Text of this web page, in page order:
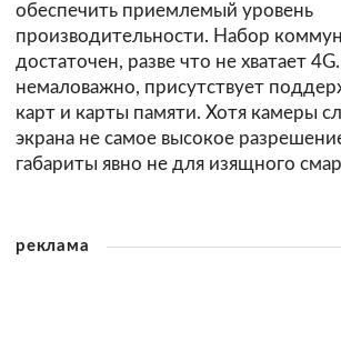
обеспечить приемлемый уровень
производительности. Набор
достаточен, разве что не хватает
немаловажно, присутствует
карт и карты памяти. Хотя камеры
экрана не самое высокое
габариты явно не для изящного
реклама